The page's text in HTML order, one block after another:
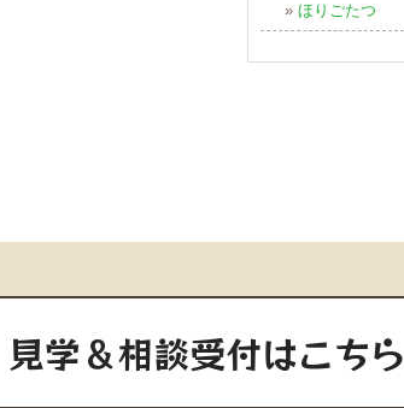
» ほりごたつ
見学＆相談受付はこちら